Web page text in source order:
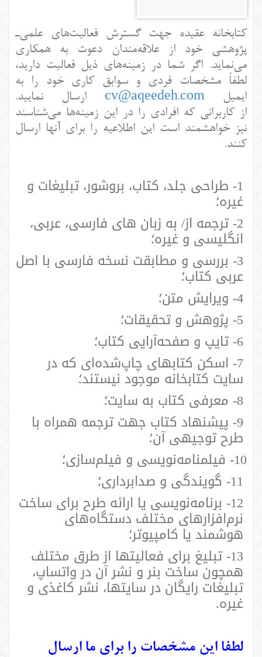
کتابخانه عقیده جهت گسترش فعالیت‌های علمی‌ـ
پژوهشی خود از علاقه‌مندان دعوت به همکاری
می‌نماید. اگر شما در زمینه‌های ذیل فعالیت دارید،
لطفاً مشخصات فردی و سوابق کاری خود را به
ایمیل cv@aqeedeh.com ارسال نمایید.
از کاربرانی که افرادی را در این زمینه‌ها می‌شناسند
نیز خواهشمند است این اطلاعیه را برای آنها ارسال
کنند.
1- طراحی جلد، کتاب، بروشور، تبلیغات و
غیره؛
2- ترجمه از/ به زبان های فارسی، عربی،
انگلیسی و غیره؛
3- بررسی و مطابقت نسخه فارسی با اصل
عربی کتاب؛
4- ویرایش متن؛
5- پژوهش و تحقیقات؛
6- تایپ و صفحه‌آرایی کتاب؛
7- اسکن کتابهای چاپ‌شده‌ای که در
سایت کتابخانه موجود نیستند؛
8- معرفی کتاب به سایت؛
9- پیشنهاد کتاب جهت ترجمه همراه با
طرح توجیهی آن؛
10- فیلمنامه‌نویسی و فیلم‌سازی؛
11- گویندگی و صدابرداری؛
12- برنامه‌نویسی یا ارائه طرح برای ساخت
نرم‌افزارهای مختلف دستگاه‌های
هوشمند یا کامپیوتر؛
13- تبلیغ برای فعالیتها از طرق مختلف
همچون ساخت بنر و نشر آن در واتساپ،
تبلیغات رایگان در سایتها، نشر کاغذی و
غیره.
لطفا این مشخصات را برای ما ارسال